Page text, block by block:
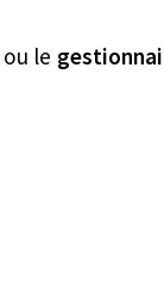
ou le